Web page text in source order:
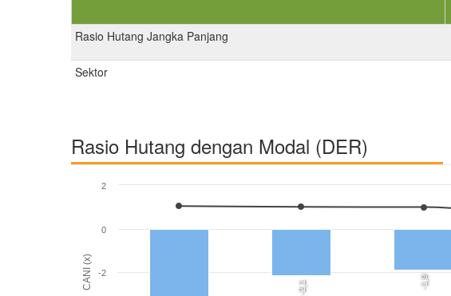
Rasio Hutang Jangka Panjang
Sektor
Rasio Hutang dengan Modal (DER)
CANI (x) -2,1 -1,9
-2
0
2